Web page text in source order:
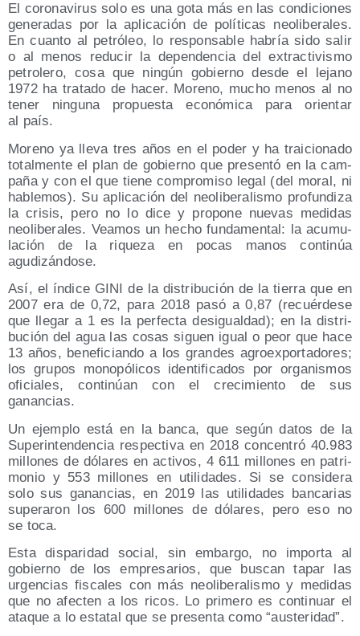
El coro­na­vi­rus solo es una gota más en las con­di­cio­nes
gene­ra­das por la apli­ca­ción de polí­ti­cas neo­li­be­ra­les.
En cuan­to al petró­leo, lo res­pon­sa­ble habría sido salir
o al menos redu­cir la depen­den­cia del extrac­ti­vis­mo
petro­le­ro, cosa que nin­gún gobierno des­de el lejano
1972 ha tra­ta­do de hacer. Moreno, mucho menos al no
tener nin­gu­na pro­pues­ta eco­nó­mi­ca para orien­tar
al país.
Moreno ya lle­va tres años en el poder y ha trai­cio­na­do
total­men­te el plan de gobierno que pre­sen­tó en la cam­
pa­ña y con el que tie­ne com­pro­mi­so legal (del moral, ni
hable­mos). Su apli­ca­ción del neo­li­be­ra­lis­mo pro­fun­di­za
la cri­sis, pero no lo dice y pro­po­ne nue­vas medi­das
neo­li­be­ra­les. Vea­mos un hecho fun­da­men­tal: la acu­mu­
la­ción de la rique­za en pocas manos con­ti­núa
agudizándose.
Así, el índi­ce GINI de la dis­tri­bu­ción de la tie­rra que en
2007 era de 0,72, para 2018 pasó a 0,87 (recuér­de­se
que lle­gar a 1 es la per­fec­ta des­igual­dad); en la dis­tri­
bu­ción del agua las cosas siguen igual o peor que hace
13 años, bene­fi­cian­do a los gran­des agro­ex­por­ta­do­res;
los gru­pos mono­pó­li­cos iden­ti­fi­ca­dos por orga­nis­mos
ofi­cia­les, con­ti­núan con el cre­ci­mien­to de sus
ganancias.
Un ejem­plo está en la ban­ca, que según datos de la
Super­in­ten­den­cia res­pec­ti­va en 2018 con­cen­tró 40.983
millo­nes de dóla­res en acti­vos, 4 611 millo­nes en patri­
mo­nio y 553 millo­nes en uti­li­da­des. Si se con­si­de­ra
solo sus ganan­cias, en 2019 las uti­li­da­des ban­ca­rias
supe­ra­ron los 600 millo­nes de dóla­res, pero eso no
se toca.
Esta dis­pa­ri­dad social, sin embar­go, no impor­ta al
gobierno de los empre­sa­rios, que bus­can tapar las
urgen­cias fis­ca­les con más neo­li­be­ra­lis­mo y medi­das
que no afec­ten a los ricos. Lo pri­me­ro es con­ti­nuar el
ata­que a lo esta­tal que se pre­sen­ta como “aus­te­ri­dad”.